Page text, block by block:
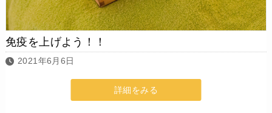
免疫を上げよう！！
2021年6月6日
詳細をみる